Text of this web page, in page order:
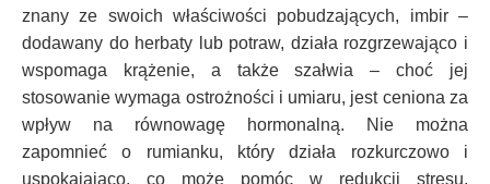
znany ze swoich właściwości pobudzających, imbir –
dodawany do herbaty lub potraw, działa rozgrzewająco i
wspomaga krążenie, a także szałwia – choć jej
stosowanie wymaga ostrożności i umiaru, jest ceniona za
wpływ na równowagę hormonalną. Nie można
zapomnieć o rumianku, który działa rozkurczowo i
uspokajająco, co może pomóc w redukcji stresu,